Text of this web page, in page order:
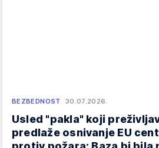
BEZBEDNOST 30.07.2026.
Usled "pakla" koji
predlaže osnivanje EU